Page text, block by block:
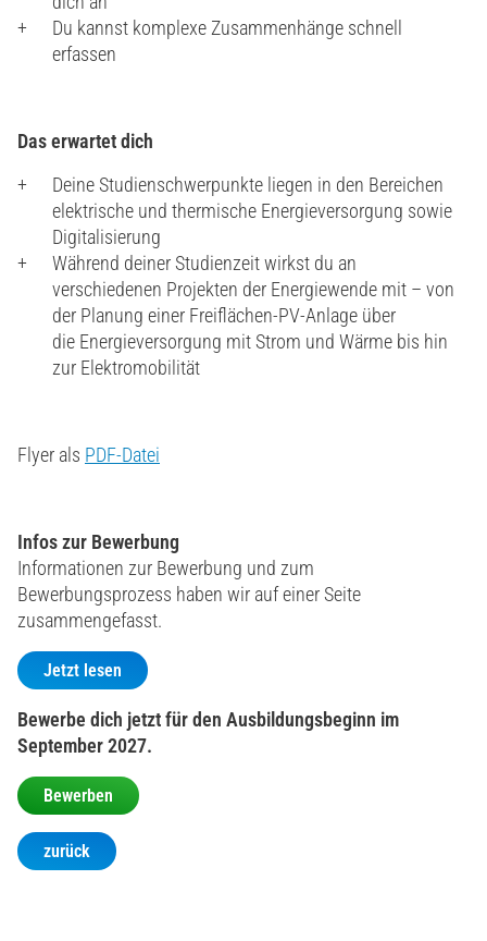
Du kannst komplexe Zusammenhänge schnell
erfassen
Das erwartet dich
Deine Studienschwerpunkte liegen in den Bereichen
elektrische und thermische Energieversorgung sowie
Digitalisierung
Während deiner Studienzeit wirkst du an
verschiedenen Projekten der Energiewende mit – von
der Planung einer Freiflächen-PV-Anlage über
die Energieversorgung mit Strom und Wärme bis hin
zur Elektromobilität
Flyer als PDF-Datei
Infos zur Bewerbung
Informationen zur Bewerbung und zum
Bewerbungsprozess haben wir auf einer Seite
zusammengefasst.
Jetzt lesen
Bewerbe dich jetzt für den Ausbildungsbeginn im
September 2027.
Bewerben
zurück